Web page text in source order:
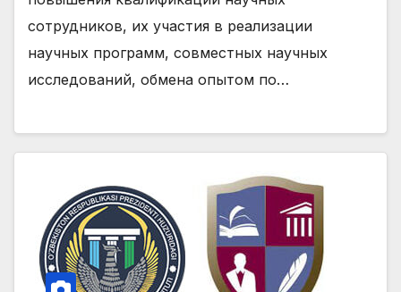
сотрудников, их участия в реализации
научных программ, совместных научных
исследований, обмена опытом по…